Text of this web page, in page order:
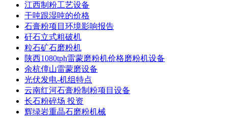
江西制粉工艺设备
干吨跟湿吨的价格
石膏粉项目环境影响报告
矸石立式粗破机
粒石矿石磨粉机
陕西1080tph雷蒙磨粉机价格磨粉机设备
余杭傽山雷蒙磨设备
光伏发电-机组特点
云南红河石膏粉制粉项目设备
长石粉碎场 投资
辉绿岩重晶石磨粉机械